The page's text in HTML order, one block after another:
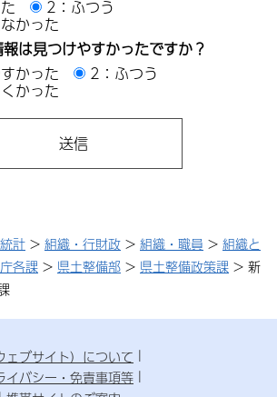
2：ふつう
かった
は見つけやすかったですか？
かった
2：ふつう
かった
計 > 組織・行財政 > 組織・職員 > 組織と
各課 > 県土整備部 > 県土整備政策課 > 新
ェブサイト）について
イバシー・免責事項等